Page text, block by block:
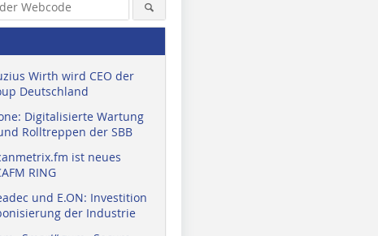
Wirth wird CEO der
Deutschland
Digitalisierte Wartung
Rolltreppen der SBB
ist neues
RING
und E.ON: Investition
der Industrie